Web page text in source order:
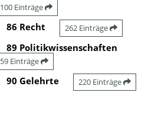
100 Einträge
86 Recht 262 Einträge
89 Politikwissenschaften
59 Einträge
90 Gelehrte 220 Einträge